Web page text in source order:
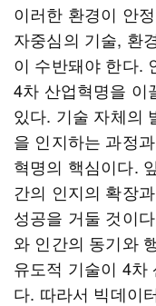
이러한 환경이 안
자중심의 기술, 환
이 수반돼야 한다.
4차 산업혁명을 이
있다. 기술 자체의
을 인지하는 과정
혁명의 핵심이다.
간의 인지의 확장
성공을 거둘 것이
와 인간의 동기와
유도적 기술이 4차
다. 따라서 빅데이